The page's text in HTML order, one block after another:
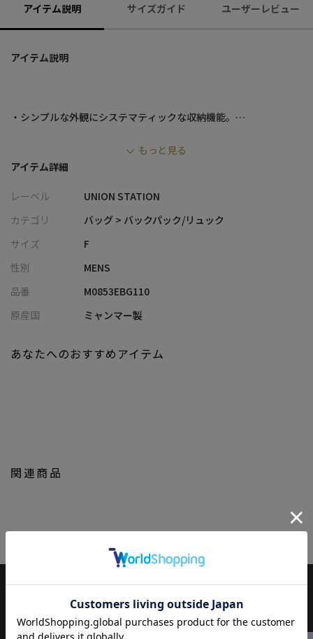
アイテム説明 サイズガイド ユーザーレビュー
アイテム説明
・シンプルな外観にシステマティックな収納機能。
時、簡単にすぐ取り出せる前面上部ポケットなど、ビジネスシー
ン全般をサポート。
・カジュアルシーンでもビジネスシーンでも使えるシンプルなデ
ザイン
容量：17L
ポケット：16
素材：ポリエステル
世界が広がると信じています。
もっと見る
アイテム詳細
レーベル
UNION STATION
カテゴリ
バッグ > バックパック/リュック
サイズ
F
性別
MENS
品番
M0853EBG110
原産国
ミャンマー製
関連商品
あなたへのおすすめアイテム
JOURNAL